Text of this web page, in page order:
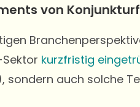
von
kurzfristig
sondern auch solche